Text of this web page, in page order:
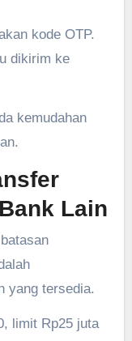
kode OTP.
dikirim ke
kemudahan
Lain
yang tersedia.
limit Rp25 juta